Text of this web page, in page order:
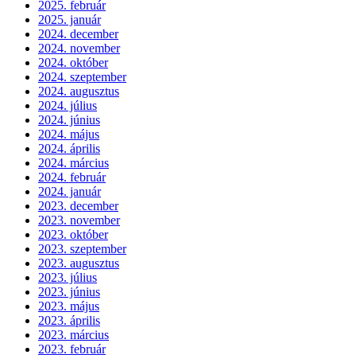
2025. február
2025. január
2024. december
2024. november
2024. október
2024. szeptember
2024. augusztus
2024. július
2024. június
2024. május
2024. április
2024. március
2024. február
2024. január
2023. december
2023. november
2023. október
2023. szeptember
2023. augusztus
2023. július
2023. június
2023. május
2023. április
2023. március
2023. február